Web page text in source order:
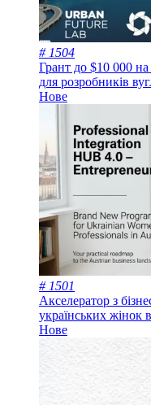
# 1504
Грант до $10 000 на
для розробників
Нове
# 1501
Акселератор з
українських жінок
Нове